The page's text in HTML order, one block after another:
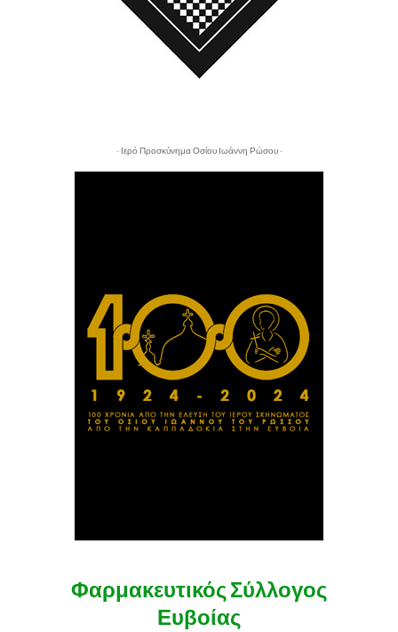
- Ιερό Προσκύνημα Οσίου Ιωάννη Ρώσου -
Φαρμακευτικός Σύλλογος
Ευβοίας